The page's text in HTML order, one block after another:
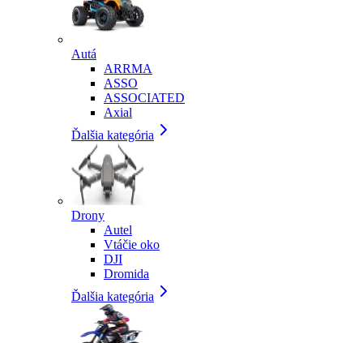
Autá
ARRMA
ASSO
ASSOCIATED
Axial
Ďalšia kategória
Drony
Autel
Vtáčie oko
DJI
Dromida
Ďalšia kategória